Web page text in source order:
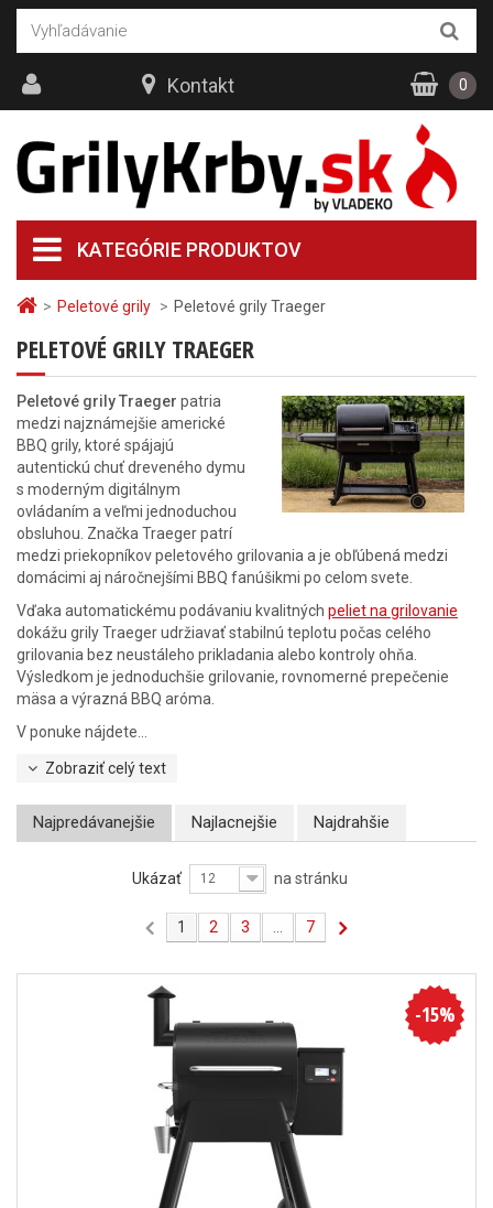
> Peletové grily > Peletové grily Traeger
PELETOVÉ GRILY TRAEGER
Peletové grily Traeger patria
medzi najznámejšie americké
BBQ grily, ktoré spájajú
autentickú chuť dreveného dymu
s moderným digitálnym
ovládaním a veľmi jednoduchou
obsluhou. Značka Traeger patrí
medzi priekopníkov peletového grilovania a je obľúbená medzi
domácimi aj náročnejšími BBQ fanúšikmi po celom svete.
Vďaka automatickému podávaniu kvalitných peliet na grilovanie
dokážu grily Traeger udržiavať stabilnú teplotu počas celého
grilovania bez neustáleho prikladania alebo kontroly ohňa.
Výsledkom je jednoduchšie grilovanie, rovnomerné prepečenie
mäsa a výrazná BBQ aróma.
V ponuke nájdete...
Zobraziť celý text
Najpredávanejšie Najlacnejšie Najdrahšie
Ukázať 12 na stránku
1 2 3 7
-15%
KATEGÓRIE PRODUKTOV
Kontakt 0